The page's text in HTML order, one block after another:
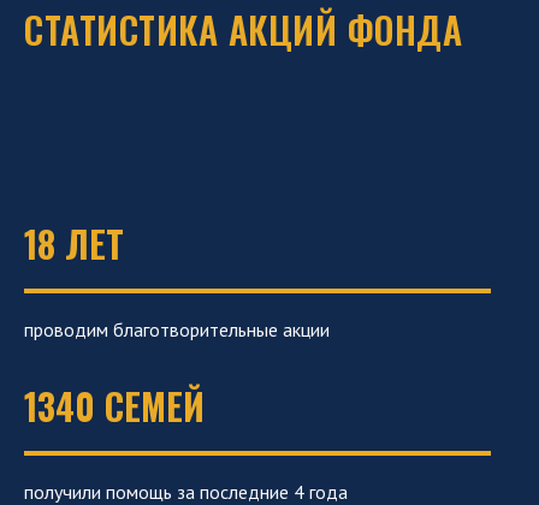
СТАТИСТИКА АКЦИЙ ФОНДА
18 ЛЕТ
проводим благотворительные акции
1340 СЕМЕЙ
получили помощь за последние 4 года